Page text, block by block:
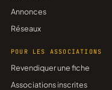
Annonces
Réseaux
POUR LES ASSOCIATIONS
Revendiquer une fiche
Associations inscrites